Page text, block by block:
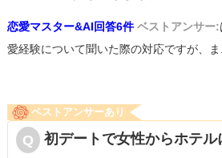
恋愛マスター&AI回答6件 ベストアンサー:
愛経験について聞いた際の対応ですが、ま
ベストアンサーあり
初デートで女性からホテル